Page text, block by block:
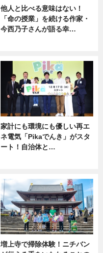
他人と比べる意味はない！
「命の授業」を続ける作家・
今西乃子さんが語る幸…
家計にも環境にも優しい再エ
ネ電気「Pikaでんき」がスタ
ート！自治体と…
増上寺で掃除体験！ニチバン